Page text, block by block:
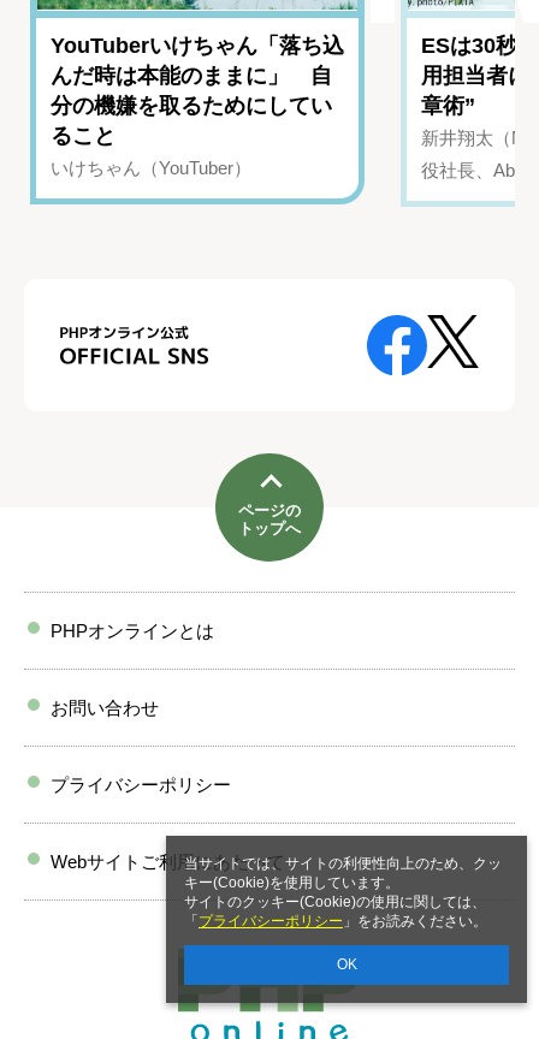
当サイトでは、サイトの利便性向上のため、クッ
キー(Cookie)を使用しています。
サイトのクッキー(Cookie)の使用に関しては、
「 プライバシーポリシー 」をお読みください。
OK
YouTuberいけちゃん「落ち込
んだ時は本能のままに」 自
分の機嫌を取るためにしてい
ること
いけちゃん（YouTuber）
ESは30秒
用担当者に
章術”
新井翔太（
役社長、
ページの
トップへ
PHPオンラインとは
お問い合わせ
プライバシーポリシー
Webサイトご利用にあたって